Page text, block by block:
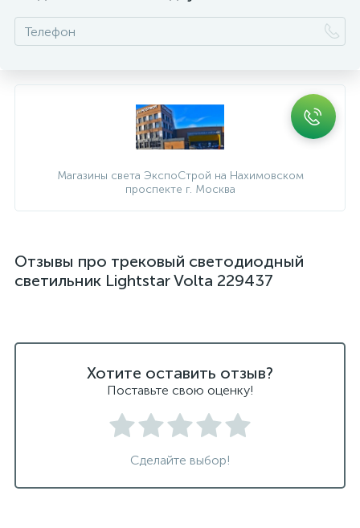
Магазины света ЭкспоСтрой на Нахимовском
проспекте г. Москва
Отзывы про трековый светодиодный
светильник Lightstar Volta 229437
Хотите оставить отзыв?
Поставьте свою оценку!
Сделайте выбор!